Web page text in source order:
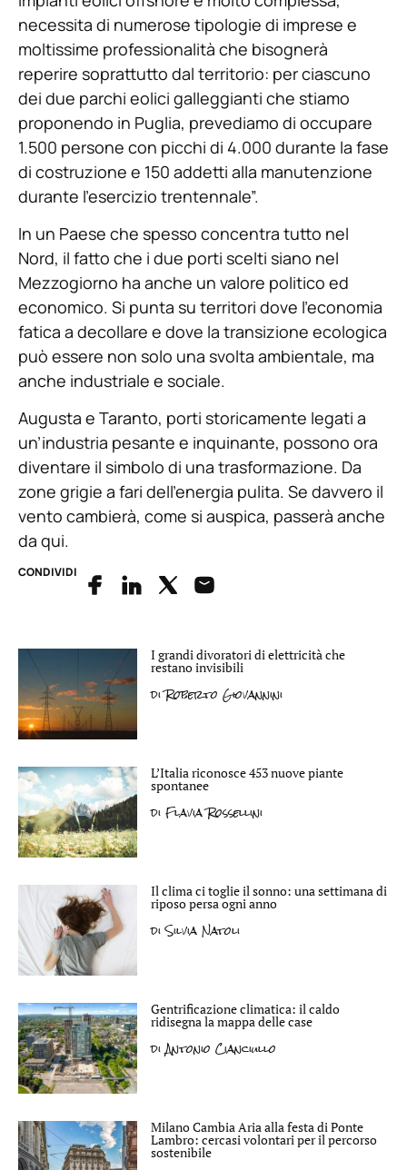
necessita di numerose tipologie di imprese e
moltissime professionalità che bisognerà
reperire soprattutto dal territorio: per ciascuno
dei due parchi eolici galleggianti che stiamo
proponendo in Puglia, prevediamo di occupare
1.500 persone con picchi di 4.000 durante la fase
di costruzione e 150 addetti alla manutenzione
durante l’esercizio trentennale”.
In un Paese che spesso concentra tutto nel
Nord, il fatto che i due porti scelti siano nel
Mezzogiorno ha anche un valore politico ed
economico. Si punta su territori dove l’economia
fatica a decollare e dove la transizione ecologica
può essere non solo una svolta ambientale, ma
anche industriale e sociale.
Augusta e Taranto, porti storicamente legati a
un’industria pesante e inquinante, possono ora
diventare il simbolo di una trasformazione. Da
zone grigie a fari dell’energia pulita. Se davvero il
vento cambierà, come si auspica, passerà anche
da qui.
CONDIVIDI
I grandi divoratori di elettricità che
restano invisibili
diRoberto Giovannini
L’Italia riconosce 453 nuove piante
spontanee
di Flavia Rossellini
Il clima ci toglie il sonno: una settimana di
riposo persa ogni anno
diSilvia Natoli
Gentrificazione climatica: il caldo
ridisegna la mappa delle case
diAntonio Cianciullo
Milano Cambia Aria alla festa di Ponte
Lambro: cercasi volontari per il percorso
sostenibile